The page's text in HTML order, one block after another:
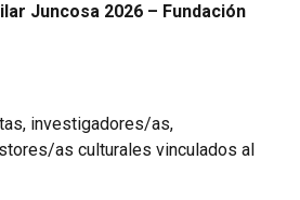
Juncosa 2026 – Fundación
investigadores/as,
as culturales vinculados al